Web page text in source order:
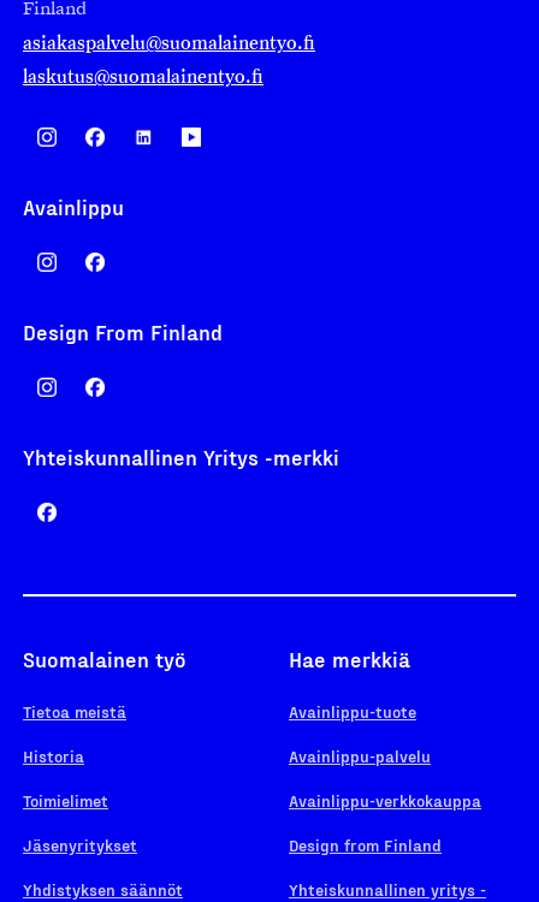
Finland
asiakaspalvelu@suomalainentyo.fi
laskutus@suomalainentyo.fi
Avainlippu
Design From Finland
Yhteiskunnallinen Yritys -merkki
Suomalainen työ
Tietoa meistä
Historia
Toimielimet
Jäsenyritykset
Yhdistyksen säännöt
Hae merkkiä
Avainlippu-tuote
Avainlippu-palvelu
Avainlippu-verkkokauppa
Design from Finland
Yhteiskunnallinen yritys -